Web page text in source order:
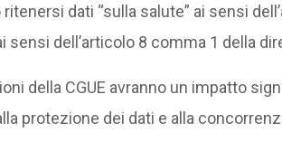
dati “sulla salute” ai sensi
sensi dell’articolo 8 comma 1 della
della CGUE avranno un impatto
protezione dei dati e alla